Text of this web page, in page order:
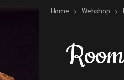
Home Webshop